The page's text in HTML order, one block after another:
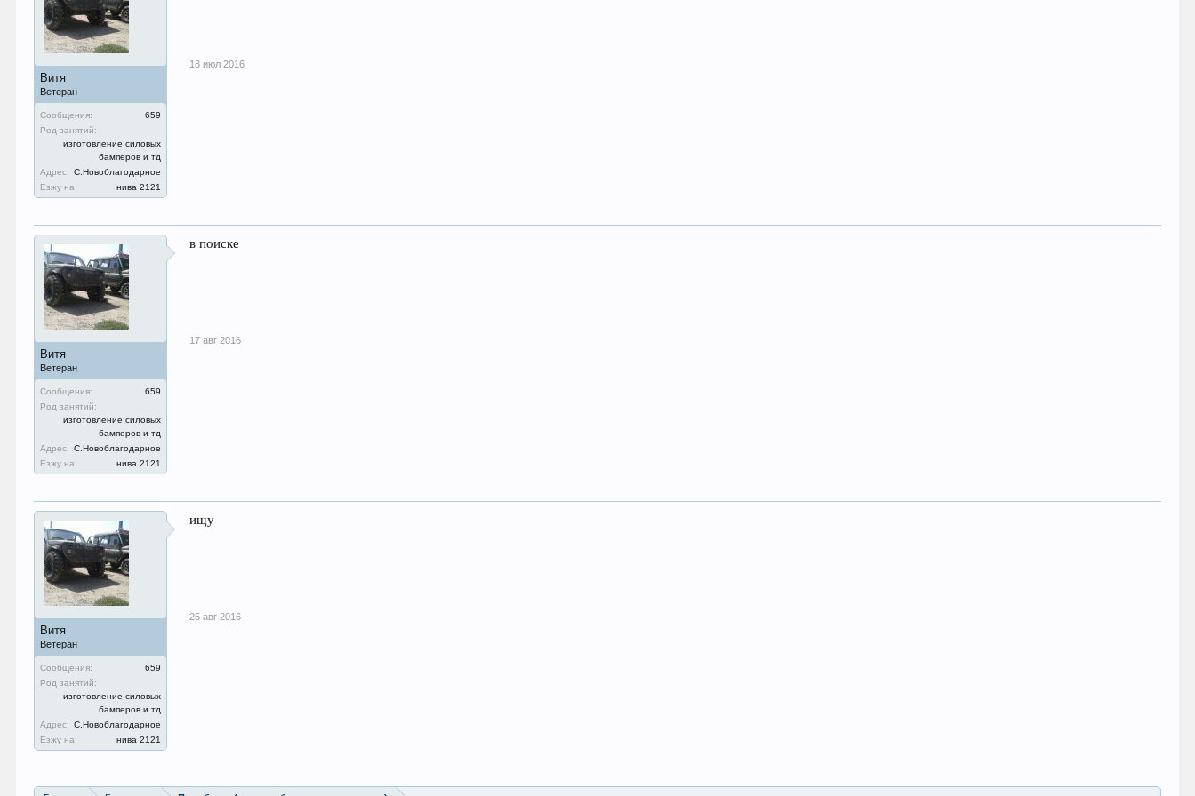
Витя
Ветеран
Сообщения:
659
Род занятий:
изготовление силовых
бамперов и тд
Адрес: С.Новоблагодарное
Езжу на:
нива 2121
18 июл 2016
Витя
Ветеран
Сообщения:
659
Род занятий:
изготовление силовых
бамперов и тд
Адрес: С.Новоблагодарное
Езжу на:
нива 2121
в поиске
17 авг 2016
Витя
Ветеран
Сообщения:
659
Род занятий:
изготовление силовых
бамперов и тд
Адрес: С.Новоблагодарное
Езжу на:
нива 2121
ищу
25 авг 2016